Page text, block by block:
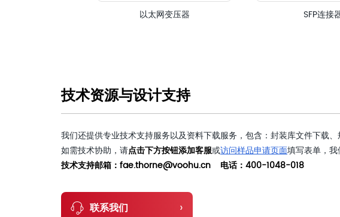
以太网变压器 SFP连接
技术资源与设计支持
我们还提供专业技术支持服务以及资料下载服务，包含：封装库文件下载
如需技术协助，请点击下方按钮添加客服或访问样品申请页面填写表单，我
技术支持邮箱：fae.thorne@voohu.cn 电话：400-1048-018
联系我们 ›